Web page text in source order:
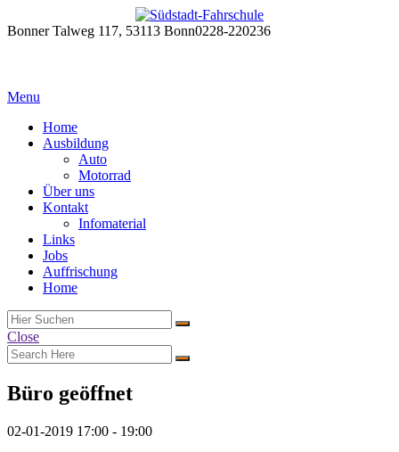
Bonner Talweg 117, 53113 Bonn0228-220236
Menu
Home
Ausbildung
Auto
Motorrad
Über uns
Kontakt
Infomaterial
Links
Jobs
Auffrischung
Home
Close
Büro geöffnet
02-01-2019 17:00 - 19:00